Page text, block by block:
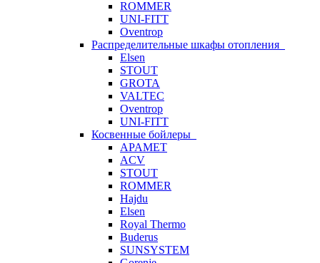
ROMMER
UNI-FITT
Oventrop
Распределительные шкафы отопления
Elsen
STOUT
GROTA
VALTEC
Oventrop
UNI-FITT
Косвенные бойлеры
APAMET
ACV
STOUT
ROMMER
Hajdu
Elsen
Royal Thermo
Buderus
SUNSYSTEM